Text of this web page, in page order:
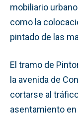
mobiliario
como la
pintado de las
El tramo de
la avenida de
cortarse al
asentamiento en